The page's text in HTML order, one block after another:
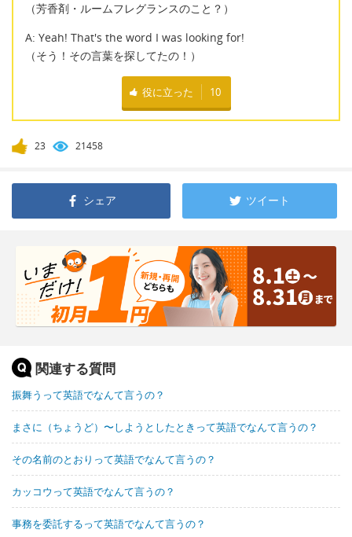
（芳香剤・ルームフレグランスのこと？）
A: Yeah! That's the word I was looking for!
（そう！その言葉を探してたの！）
役に立った 10
23 21458
シェア ツイート
関連する質問
振舞うって英語でなんて言うの？
まさに（ちょうど）〜しようとしたときって英語でなんて言うの？
その名前のとおりって英語でなんて言うの？
カッコウって英語でなんて言うの？
事務を委託するって英語でなんて言うの？